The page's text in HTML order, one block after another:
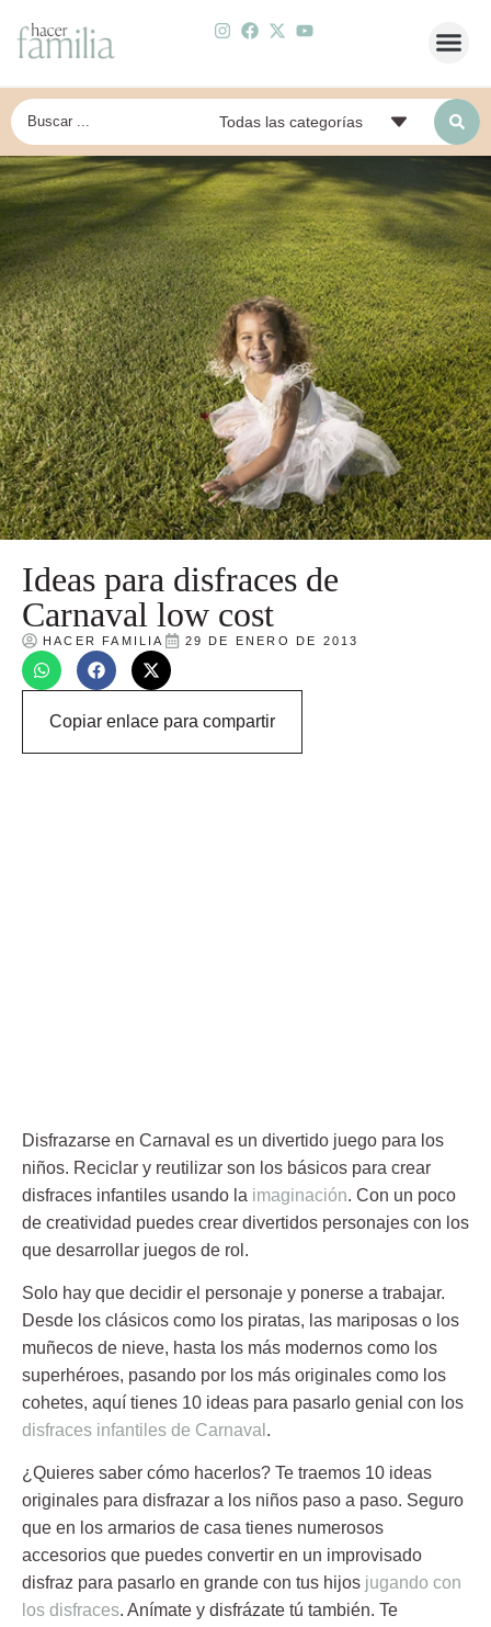
Ideas para disfraces de
Carnaval low cost
HACER FAMILIA 29 DE ENERO DE 2013
Copiar enlace para compartir
Disfrazarse en Carnaval es un divertido juego para los
niños. Reciclar y reutilizar son los básicos para crear
disfraces infantiles usando la imaginación. Con un poco
de creatividad puedes crear divertidos personajes con los
que desarrollar juegos de rol.
Solo hay que decidir el personaje y ponerse a trabajar.
Desde los clásicos como los piratas, las mariposas o los
muñecos de nieve, hasta los más modernos como los
superhéroes, pasando por los más originales como los
cohetes, aquí tienes 10 ideas para pasarlo genial con los
disfraces infantiles de Carnaval .
¿Quieres saber cómo hacerlos? Te traemos 10 ideas
originales para disfrazar a los niños paso a paso. Seguro
que en los armarios de casa tienes numerosos
accesorios que puedes convertir en un improvisado
disfraz para pasarlo en grande con tus hijos jugando con
los disfraces. Anímate y disfrázate tú también. Te